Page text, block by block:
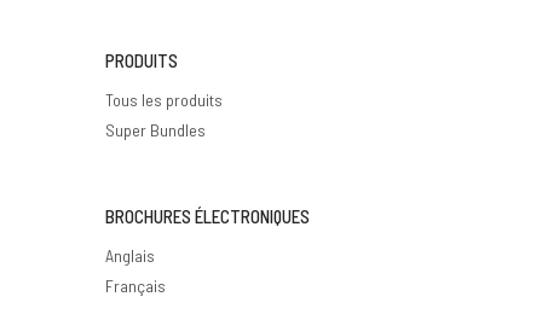
PRODUITS
Tous les produits
Super Bundles
BROCHURES ÉLECTRONIQUES
Anglais
Français